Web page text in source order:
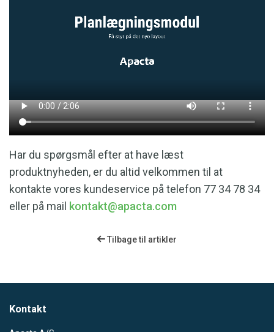
Har du spørgsmål efter at have læst
produktnyheden, er du altid velkommen til at
kontakte vores kundeservice på telefon 77 34 78 34
eller på mail kontakt@apacta.com
Tilbage til artikler
Kontakt